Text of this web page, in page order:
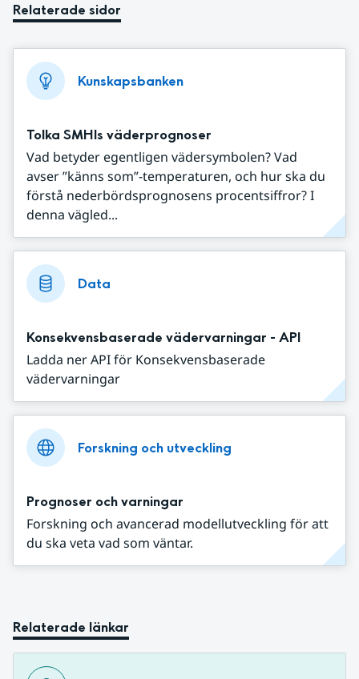
Relaterade sidor
Kunskapsbanken
Tolka SMHIs väderprognoser
Vad betyder egentligen vädersymbolen? Vad
avser ”känns som”-temperaturen, och hur ska du
förstå nederbördsprognosens procentsiffror? I
denna vägled...
Data
Konsekvensbaserade vädervarningar - API
Ladda ner API för Konsekvensbaserade
vädervarningar
Forskning och utveckling
Prognoser och varningar
Forskning och avancerad modellutveckling för att
du ska veta vad som väntar.
Relaterade länkar